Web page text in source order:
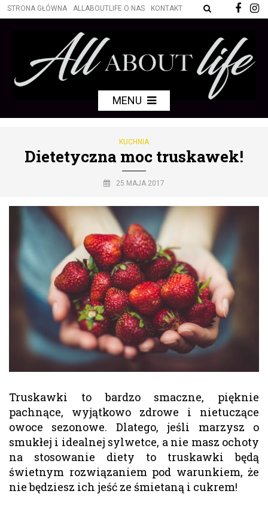
STRONA GŁÓWNA ALLABOUTLIFE O NAS KONTAKT
MENU
KUCHNIA
Dietetyczna moc truskawek!
25 MAJA 2017
Truskawki to bardzo smaczne, pięknie
pachnące, wyjątkowo zdrowe i nietuczące
owoce sezonowe. Dlatego, jeśli marzysz o
smukłej i idealnej sylwetce, a nie masz ochoty
na stosowanie diety to truskawki będą
świetnym rozwiązaniem pod warunkiem, że
nie będziesz ich jeść ze śmietaną i cukrem!